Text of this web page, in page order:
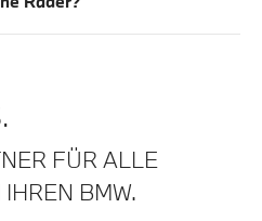
FÜR ALLE
BMW.